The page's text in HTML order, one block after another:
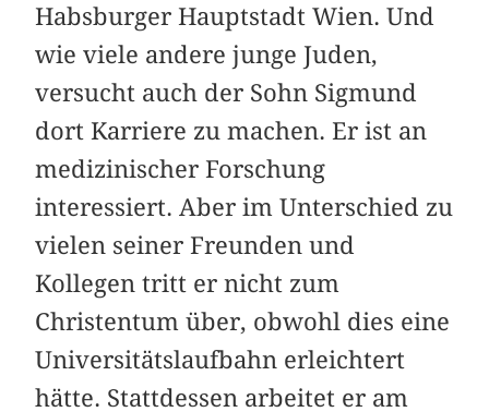
Habsburger Hauptstadt Wien. Und
wie viele andere junge Juden,
versucht auch der Sohn Sigmund
dort Karriere zu machen. Er ist an
medizinischer Forschung
interessiert. Aber im Unterschied zu
vielen seiner Freunden und
Kollegen tritt er nicht zum
Christentum über, obwohl dies eine
Universitätslaufbahn erleichtert
hätte. Stattdessen arbeitet er am